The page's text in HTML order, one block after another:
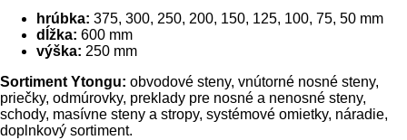
hrúbka: 375, 300, 250, 200, 150, 125, 100, 75, 50 mm
dĺžka: 600 mm
výška: 250 mm
Sortiment Ytongu: obvodové steny, vnútorné nosné steny,
priečky, odmúrovky, preklady pre nosné a nenosné steny,
schody, masívne steny a stropy, systémové omietky, náradie,
doplnkový sortiment.